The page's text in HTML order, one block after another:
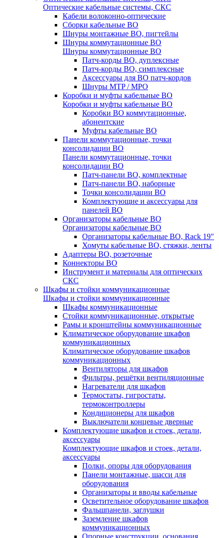
Оптические кабельные системы, СКС
Кабели волоконно-оптические
Сборки кабельные ВО
Шнуры монтажные ВО, пигтейлы
Шнуры коммутационные ВО
Шнуры коммутационные ВО
Патч-корды ВО, дуплексные
Патч-корды ВО, симплексные
Аксессуары для ВО патч-кордов
Шнуры MTP / MPO
Коробки и муфты кабельные ВО
Коробки и муфты кабельные ВО
Коробки ВО коммутационные,
абонентские
Муфты кабельные ВО
Панели коммутационные, точки
консолидации ВО
Панели коммутационные, точки
консолидации ВО
Патч-панели ВО, комплектные
Патч-панели ВО, наборные
Точки консолидации ВО
Комплектующие и аксессуары для
панелей ВО
Организаторы кабельные ВО
Организаторы кабельные ВО
Организаторы кабельные ВО, Rack 19"
Хомуты кабельные ВО, стяжки, ленты
Адаптеры ВО, розеточные
Коннекторы ВО
Инструмент и материалы для оптических
СКС
Шкафы и стойки коммуникационные
Шкафы и стойки коммуникационные
Шкафы коммуникационные
Стойки коммуникационные, открытые
Рамы и кронштейны коммуникационные
Климатическое оборудование шкафов
коммуникационных
Климатическое оборудование шкафов
коммуникационных
Вентиляторы для шкафов
Фильтры, решётки вентиляционные
Нагреватели для шкафов
Термостаты, гигростаты,
термоконтроллеры
Кондиционеры для шкафов
Выключатели концевые дверные
Комплектующие шкафов и стоек, детали,
аксессуары
Комплектующие шкафов и стоек, детали,
аксессуары
Полки, опоры для оборудования
Панели монтажные, шасси для
оборудования
Организаторы и вводы кабельные
Осветительное оборудование шкафов
Фальшпанели, заглушки
Заземление шкафов
коммуникационных
Опорные конструкции, основания,